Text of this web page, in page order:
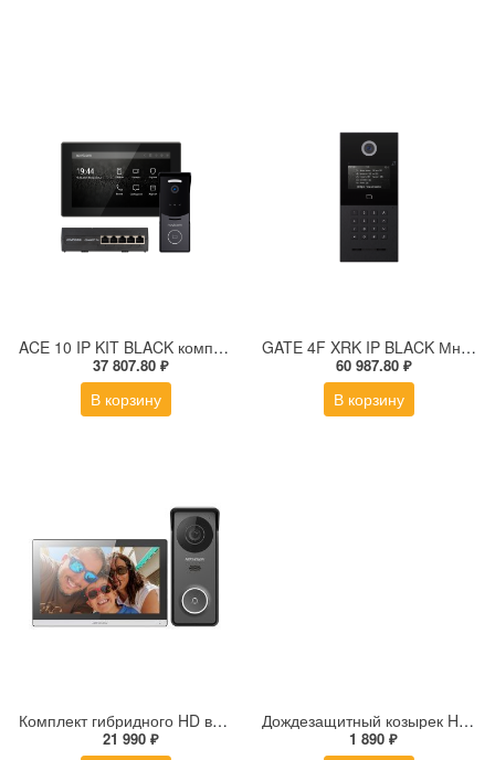
ACE 10 IP KIT BLACK комплект из IP-видеодомофона, IP-вызывной панели и PoE-коммутатора
37 807.80 ₽
В корзину
GATE 4F XRK IP BLACK Многоабонентская IP вызывная панель с дисплеем и СКУД
60 987.80 ₽
В корзину
Комплект гибридного HD видеодомофона Hikvision DS-KIS313-P(B)
21 990 ₽
Дождезащитный козырек Hikvision DS-KABV8113-RS/Surface
1 890 ₽